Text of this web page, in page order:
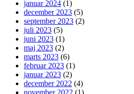
januar 2024 (1)
december 2023 (5)
september 2023 (2)
juli 2023 (5)
juni 2023 (1)
maj 2023 (2)
marts 2023 (6)
februar 2023 (1)
januar 2023 (2)
december 2022 (4)
november 2022 (1)